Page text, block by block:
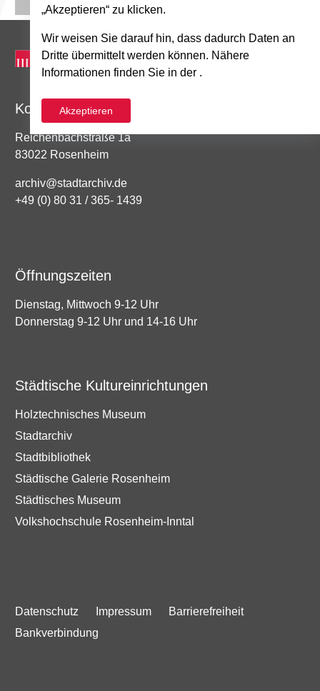
„Akzeptieren“ zu klicken.
Wir weisen Sie darauf hin, dass dadurch Daten an
Dritte übermittelt werden können. Nähere
Informationen finden Sie in der .
Akzeptieren
Kontakt
Reichenbachstraße 1a
83022 Rosenheim
archiv@stadtarchiv.de
+49 (0) 80 31 / 365- 1439
Öffnungszeiten
Dienstag, Mittwoch 9-12 Uhr
Donnerstag 9-12 Uhr und 14-16 Uhr
Städtische Kultureinrichtungen
Holztechnisches Museum
Stadtarchiv
Stadtbibliothek
Städtische Galerie Rosenheim
Städtisches Museum
Volkshochschule Rosenheim-Inntal
Datenschutz Impressum
Barrierefreiheit
Bankverbindung